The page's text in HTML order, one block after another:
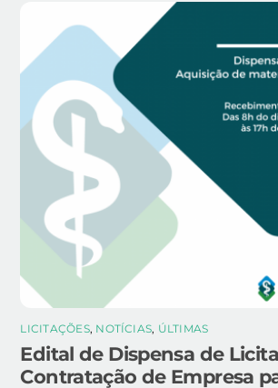
LICITAÇÕES, NOTÍCIAS, ÚLTIMAS
Edital de Dispensa de
Contratação de Empresa